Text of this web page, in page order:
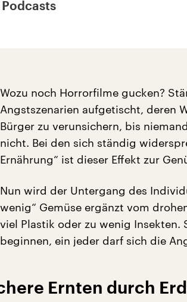
Wozu noch Horrorfilme gucken?
Angstszenarien aufgetischt, deren
Bürger zu verunsichern, bis
nicht. Bei den sich ständig
Ernährung“ ist dieser Effekt zur
Nun wird der Untergang des
wenig“ Gemüse ergänzt vom
viel Plastik oder zu wenig Insekten.
beginnen, ein jeder darf sich die
Ernten durch